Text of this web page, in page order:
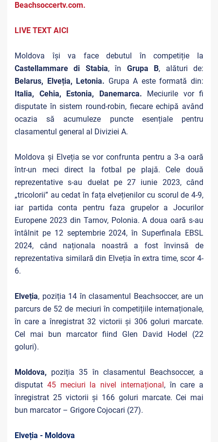
Beachsoccertv.com.
LIVE TEXT AICI
Moldova își va face debutul în competiție la
Castellammare di Stabia, în Grupa B, alături de:
Belarus, Elveția, Letonia. Grupa A este formată din:
Italia, Cehia, Estonia, Danemarca. Meciurile vor fi
disputate în sistem round-robin, fiecare echipă având
ocazia să acumuleze puncte esențiale pentru
clasamentul general al Diviziei A.
Moldova și Elveția se vor confrunta pentru a 3-a oară
într-un meci direct la fotbal pe plajă. Cele două
reprezentative s-au duelat pe 27 iunie 2023, când
„tricolorii” au cedat în fața elvețienilor cu scorul de 4-9,
iar partida conta pentru faza grupelor a Jocurilor
Europene 2023 din Tarnov, Polonia. A doua oară s-au
întâlnit pe 12 septembrie 2024, în Superfinala EBSL
2024, când naționala noastră a fost învinsă de
reprezentativa similară din Elveția în extra time, scor 4-
6.
Elveția, poziția 14 în clasamentul Beachsoccer, are un
parcurs de 52 de meciuri în competițiile internaționale,
în care a înregistrat 32 victorii și 306 goluri marcate.
Cel mai bun marcator fiind Glen David Hodel (22
goluri).
Moldova, poziția 35 în clasamentul Beachsoccer, a
disputat 45 meciuri la nivel internațional, în care a
înregistrat 25 victorii și 166 goluri marcate. Cei mai
bun marcator – Grigore Cojocari (27).
Elveția - Moldova